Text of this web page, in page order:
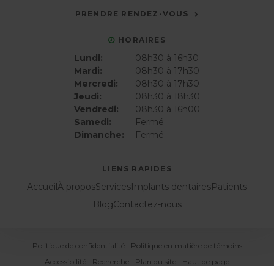
PRENDRE RENDEZ-VOUS
HORAIRES
Lundi:
08h30 à 16h30
Mardi:
08h30 à 17h30
Mercredi:
08h30 à 17h30
Jeudi:
08h30 à 18h30
Vendredi:
08h30 à 16h00
Samedi:
Fermé
Dimanche:
Fermé
LIENS RAPIDES
AccueilÀ proposServicesImplants dentairesPatients
BlogContactez-nous
Politique de confidentialité
Politique en matière de témoins
Accessibilité
Recherche Plan du site Haut de page